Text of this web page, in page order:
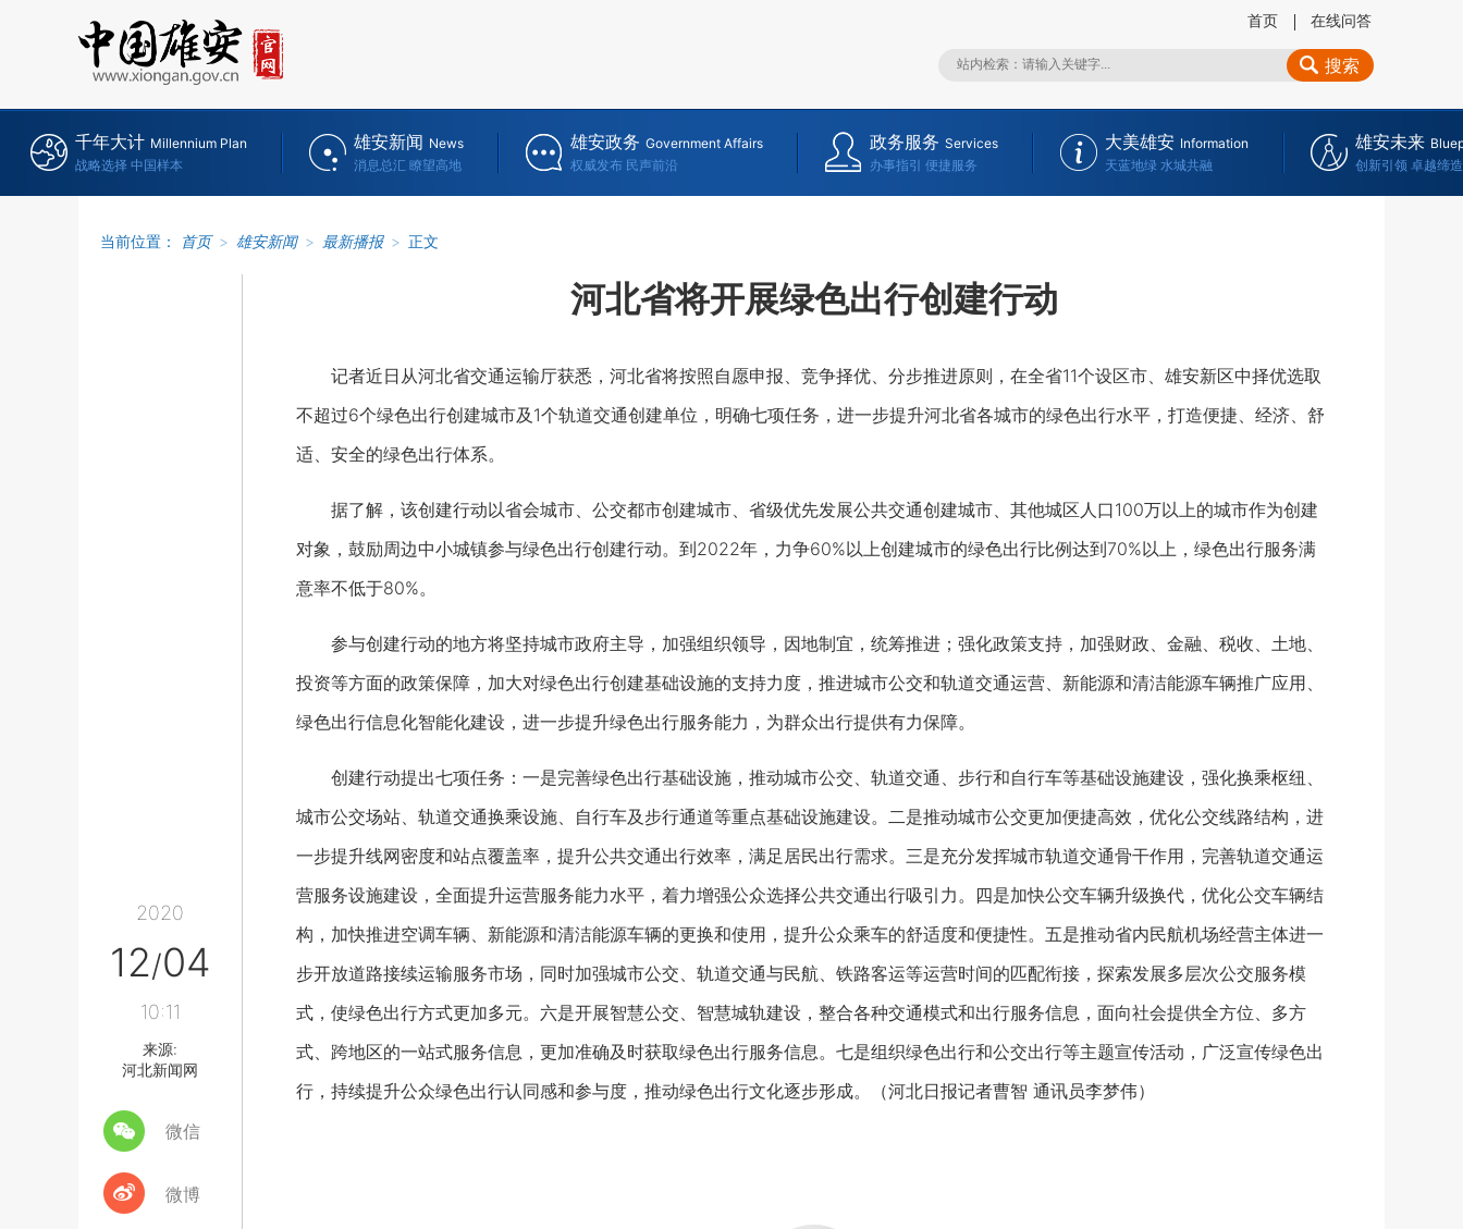
首页 在线问答
搜索
千年大计 Millennium Plan
战略选择 中国样本
雄安新闻 News
消息总汇 瞭望高地
雄安政务 Government Affairs
权威发布 民声前沿
政务服务 Services
办事指引 便捷服务
大美雄安 Information
天蓝地绿 水城共融
雄安未来
创新引领 卓越缔造
当前位置： 首页 > 雄安新闻 > 最新播报 > 正文
2020
12/04
10:11
来源:
河北新闻网
微信
微博
河北省将开展绿色出行创建行动
记者近日从河北省交通运输厅获悉，河北省将按照自愿申报、竞争择优、分步推进原则，在全省11个设区市、雄安新区中择优选取
不超过6个绿色出行创建城市及1个轨道交通创建单位，明确七项任务，进一步提升河北省各城市的绿色出行水平，打造便捷、经济、舒
适、安全的绿色出行体系。
据了解，该创建行动以省会城市、公交都市创建城市、省级优先发展公共交通创建城市、其他城区人口100万以上的城市作为创建
对象，鼓励周边中小城镇参与绿色出行创建行动。到2022年，力争60%以上创建城市的绿色出行比例达到70%以上，绿色出行服务满
意率不低于80%。
参与创建行动的地方将坚持城市政府主导，加强组织领导，因地制宜，统筹推进；强化政策支持，加强财政、金融、税收、土地、
投资等方面的政策保障，加大对绿色出行创建基础设施的支持力度，推进城市公交和轨道交通运营、新能源和清洁能源车辆推广应用、
绿色出行信息化智能化建设，进一步提升绿色出行服务能力，为群众出行提供有力保障。
创建行动提出七项任务：一是完善绿色出行基础设施，推动城市公交、轨道交通、步行和自行车等基础设施建设，强化换乘枢纽、
城市公交场站、轨道交通换乘设施、自行车及步行通道等重点基础设施建设。二是推动城市公交更加便捷高效，优化公交线路结构，进
一步提升线网密度和站点覆盖率，提升公共交通出行效率，满足居民出行需求。三是充分发挥城市轨道交通骨干作用，完善轨道交通运
营服务设施建设，全面提升运营服务能力水平，着力增强公众选择公共交通出行吸引力。四是加快公交车辆升级换代，优化公交车辆结
构，加快推进空调车辆、新能源和清洁能源车辆的更换和使用，提升公众乘车的舒适度和便捷性。五是推动省内民航机场经营主体进一
步开放道路接续运输服务市场，同时加强城市公交、轨道交通与民航、铁路客运等运营时间的匹配衔接，探索发展多层次公交服务模
式，使绿色出行方式更加多元。六是开展智慧公交、智慧城轨建设，整合各种交通模式和出行服务信息，面向社会提供全方位、多方
式、跨地区的一站式服务信息，更加准确及时获取绿色出行服务信息。七是组织绿色出行和公交出行等主题宣传活动，广泛宣传绿色出
行，持续提升公众绿色出行认同感和参与度，推动绿色出行文化逐步形成。（河北日报记者曹智 通讯员李梦伟）